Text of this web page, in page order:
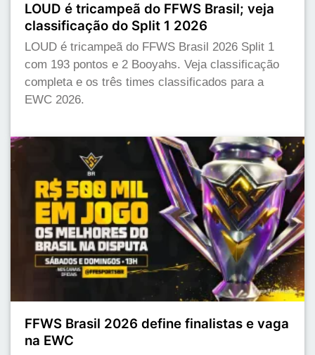
LOUD é tricampeã do FFWS Brasil; veja
classificação do Split 1 2026
LOUD é tricampeã do FFWS Brasil 2026 Split 1
com 193 pontos e 2 Booyahs. Veja classificação
completa e os três times classificados para a
EWC 2026.
FFWS Brasil 2026 define finalistas e vaga
na EWC